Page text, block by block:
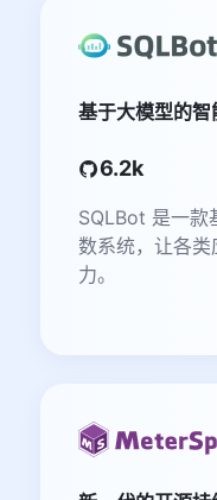
基于大模型的
6.2k
SQLBot 是一款
数系统，让各
力。